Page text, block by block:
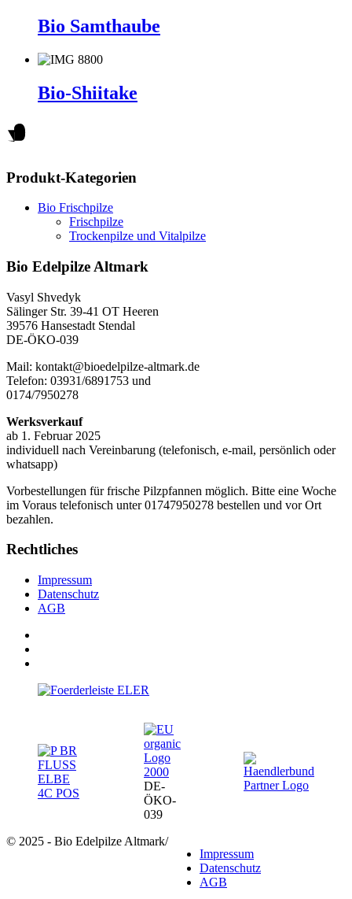
Bio Samthaube
Bio-Shiitake
Produkt-Kategorien
Bio Frischpilze
Frischpilze
Trockenpilze und Vitalpilze
Bio Edelpilze Altmark
Vasyl Shvedyk
Sälinger Str. 39-41 OT Heeren
39576 Hansestadt Stendal
DE-ÖKO-039
Mail: kontakt@bioedelpilze-altmark.de
Telefon: 03931/6891753 und
0174/7950278
Werksverkauf
ab 1. Februar 2025
individuell nach Vereinbarung (telefonisch, e-mail, persönlich oder
whatsapp)
Vorbestellungen für frische Pilzpfannen möglich. Bitte eine Woche
im Voraus telefonisch unter 01747950278 bestellen und vor Ort
bezahlen.
Rechtliches
Impressum
Datenschutz
AGB
DE-
ÖKO-
039
© 2025 - Bio Edelpilze Altmark/
Impressum
Datenschutz
AGB